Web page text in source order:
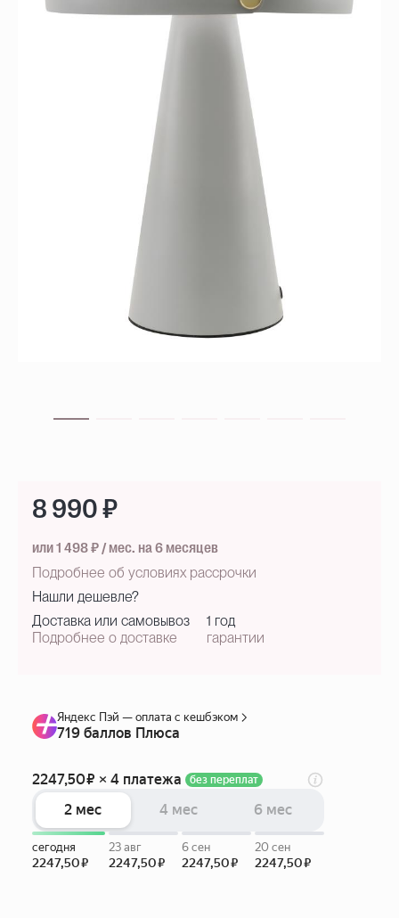
8 990 ₽
или 1 498 ₽ / мес. на 6 месяцев
Подробнее об условиях рассрочки
Нашли дешевле?
Доставка или самовывоз
Подробнее о доставке
1 год
гарантии